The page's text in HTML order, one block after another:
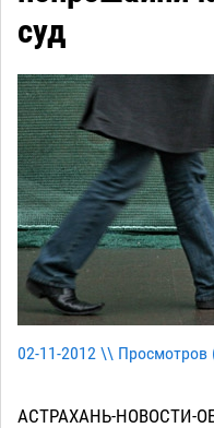
суд
02-11-2012 \\ Просмотров
АСТРАХАНЬ-НОВОСТИ-